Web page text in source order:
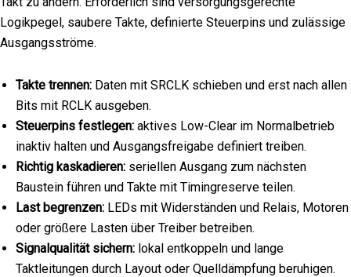
Logikpegel, saubere Takte, definierte Steuerpins und zulässige
Ausgangsströme.
Takte trennen: Daten mit SRCLK schieben und erst nach allen
Bits mit RCLK ausgeben.
Steuerpins festlegen: aktives Low-Clear im Normalbetrieb
inaktiv halten und Ausgangsfreigabe definiert treiben.
Richtig kaskadieren: seriellen Ausgang zum nächsten
Baustein führen und Takte mit Timingreserve teilen.
Last begrenzen: LEDs mit Widerständen und Relais, Motoren
oder größere Lasten über Treiber betreiben.
Signalqualität sichern: lokal entkoppeln und lange
Taktleitungen durch Layout oder Quelldämpfung beruhigen.